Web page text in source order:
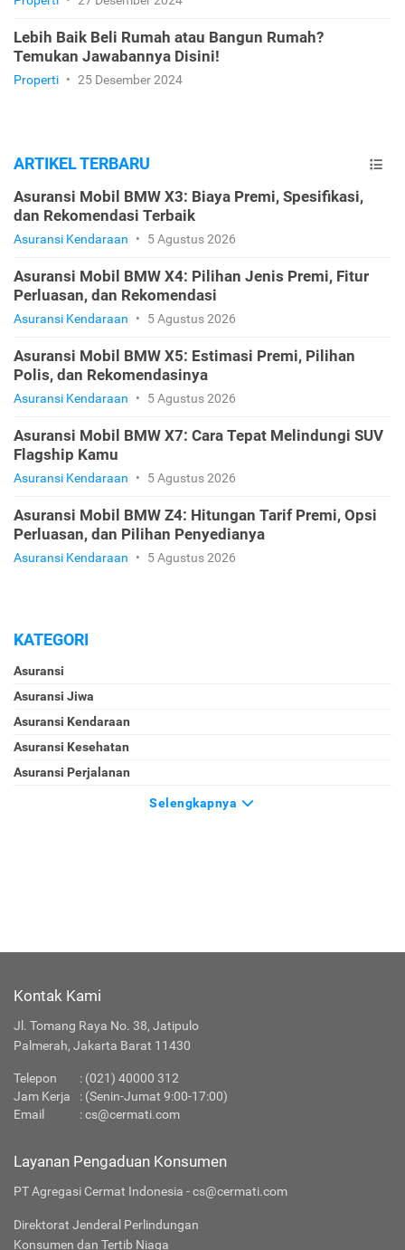
Lebih Baik Beli Rumah atau Bangun Rumah?
Temukan Jawabannya Disini!
Properti • 25 Desember 2024
ARTIKEL TERBARU
Asuransi Mobil BMW X3: Biaya Premi, Spesifikasi,
dan Rekomendasi Terbaik
Asuransi Kendaraan • 5 Agustus 2026
Asuransi Mobil BMW X4: Pilihan Jenis Premi, Fitur
Perluasan, dan Rekomendasi
Asuransi Kendaraan • 5 Agustus 2026
Asuransi Mobil BMW X5: Estimasi Premi, Pilihan
Polis, dan Rekomendasinya
Asuransi Kendaraan • 5 Agustus 2026
Asuransi Mobil BMW X7: Cara Tepat Melindungi SUV
Flagship Kamu
Asuransi Kendaraan • 5 Agustus 2026
Asuransi Mobil BMW Z4: Hitungan Tarif Premi, Opsi
Perluasan, dan Pilihan Penyedianya
Asuransi Kendaraan • 5 Agustus 2026
KATEGORI
Asuransi
Asuransi Jiwa
Asuransi Kendaraan
Asuransi Kesehatan
Asuransi Perjalanan
Selengkapnya
Kontak Kami
Jl. Tomang Raya No. 38, Jatipulo
Palmerah, Jakarta Barat 11430
Telepon : (021) 40000 312
Jam Kerja
: (Senin-Jumat 9:00-17:00)
Email
:cs@cermati.com
Layanan Pengaduan Konsumen
PT Agregasi Cermat Indonesia - cs@cermati.com
Direktorat Jenderal Perlindungan
Konsumen dan Tertib Niaga